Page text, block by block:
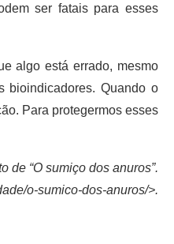
ser fatais para esses
algo está errado, mesmo
bioindicadores. Quando o
Para protegermos esses
de “O sumiço dos anuros”.
o-sumico-dos-anuros/>.